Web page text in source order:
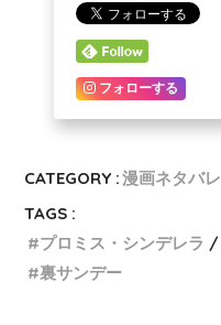
フォローする
CATEGORY :漫画ネタバレ
TAGS :
プロミス・シンデレラ
裏サンデー